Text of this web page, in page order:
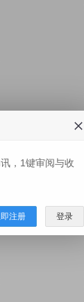
，1键审阅与收
注册 登录